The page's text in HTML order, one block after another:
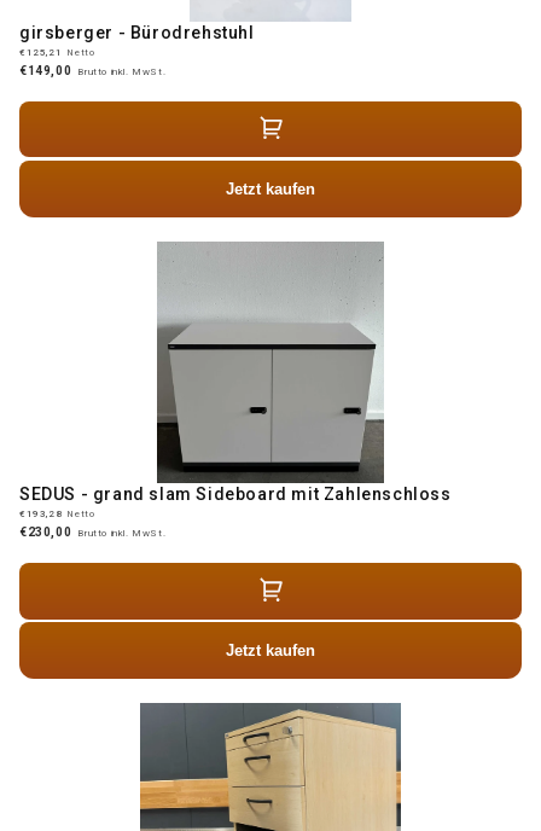
girsberger - Bürodrehstuhl
€125,21 Netto
€149,00 Brutto inkl. MwSt.
Jetzt kaufen
SEDUS - grand slam Sideboard mit Zahlenschloss
€193,28 Netto
€230,00 Brutto inkl. MwSt.
Jetzt kaufen